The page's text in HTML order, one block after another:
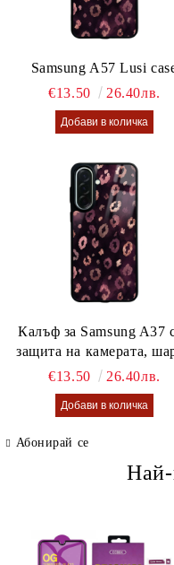
Samsung A57 Lusi
€13.50
26.40лв.
Калъф за Samsung A37
защита на камерата,
калъф Lusi case
€13.50 26.40лв.
Абонирай се
Най-